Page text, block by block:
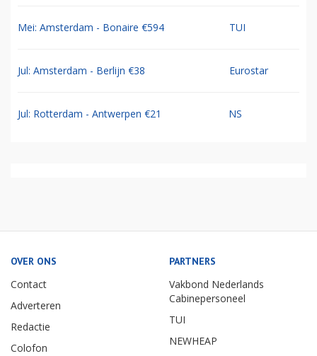
Mei: Amsterdam - Bonaire €594 TUI
Jul: Amsterdam - Berlijn €38 Eurostar
Jul: Rotterdam - Antwerpen €21 NS
OVER ONS
Contact
Adverteren
Redactie
Colofon
PARTNERS
Vakbond Nederlands
Cabinepersoneel
TUI
NEWHEAP